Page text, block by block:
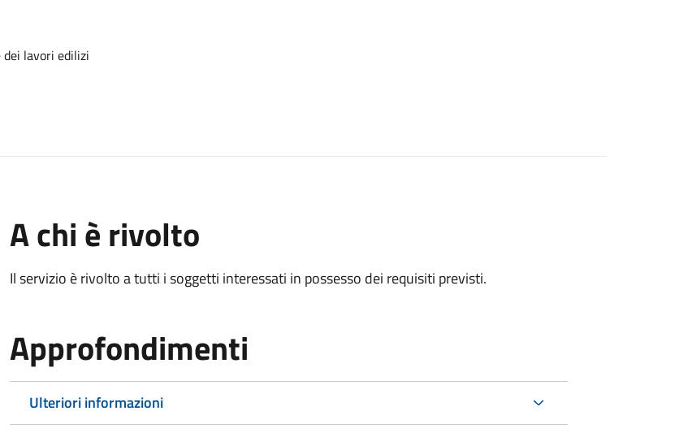
lavori edilizi
A chi è rivolto
Il servizio è rivolto a tutti i soggetti interessati in possesso dei requisiti previsti.
Approfondimenti
Ulteriori informazioni